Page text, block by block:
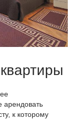
арендовать
к которому